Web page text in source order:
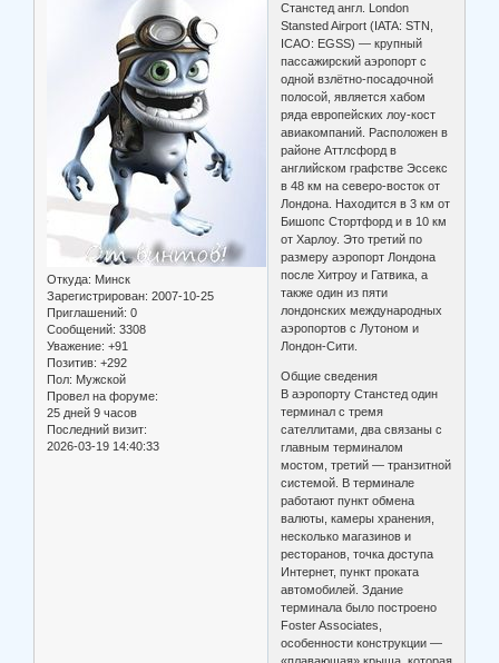
Откуда: Минск
Зарегистрирован: 2007-10-25
Приглашений: 0
Сообщений: 3308
Уважение: +91
Позитив: +292
Пол: Мужской
Провел на форуме:
25 дней 9 часов
Последний визит:
2026-03-19 14:40:33
Станстед англ. London
Stansted Airport (IATA: STN,
ICAO: EGSS) — крупный
пассажирский аэропорт с
одной взлётно-посадочной
полосой, является хабом
ряда европейских лоу-кост
авиакомпаний. Расположен в
районе Аттлсфорд в
английском графстве Эссекс
в 48 км на северо-восток от
Лондона. Находится в 3 км от
Бишопс Стортфорд и в 10 км
от Харлоу. Это третий по
размеру аэропорт Лондона
после Хитроу и Гатвика, а
также один из пяти
лондонских международных
аэропортов с Лутоном и
Лондон-Сити.
Общие сведения
В аэропорту Станстед один
терминал с тремя
сателлитами, два связаны с
главным терминалом
мостом, третий — транзитной
системой. В терминале
работают пункт обмена
валюты, камеры хранения,
несколько магазинов и
ресторанов, точка доступа
Интернет, пункт проката
автомобилей. Здание
терминала было построено
Foster Associates,
особенности конструкции —